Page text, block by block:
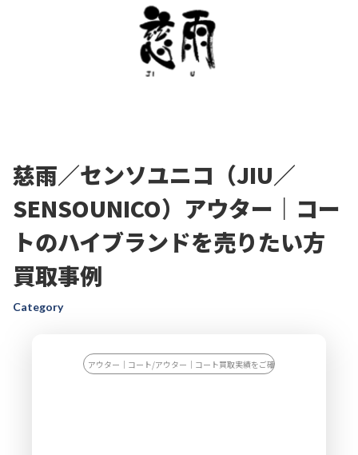
慈雨／センソユニコ（JIU／
SENSOUNICO）アウター｜コー
トのハイブランドを売りたい方
買取事例
Category
アウター｜コート/アウター｜コート買取実績をご確認ください